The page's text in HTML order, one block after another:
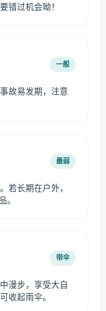
错过机会呦！
一般
故易发期，注意
最弱
若长期在户外，
。
带伞
漫步，享受大自
收起雨伞。